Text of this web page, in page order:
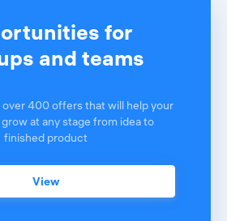
for
and teams
400 offers that will help your
at any stage from idea to
finished product
View